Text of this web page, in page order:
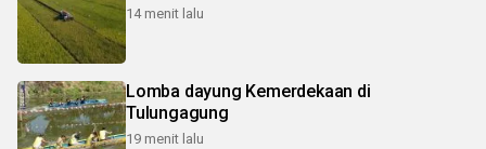
14 menit lalu
Lomba dayung Kemerdekaan di
Tulungagung
19 menit lalu